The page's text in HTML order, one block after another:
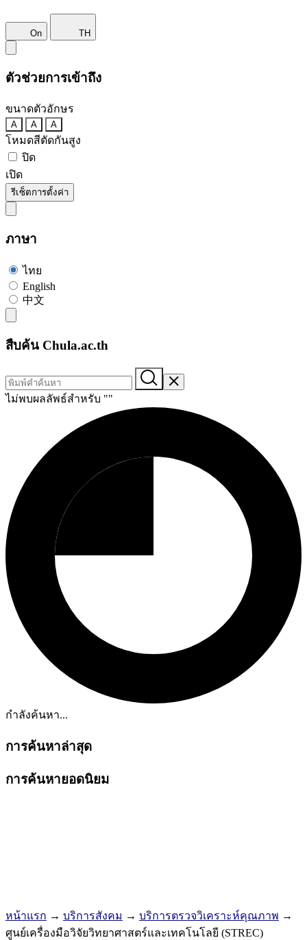
On TH
ตัวช่วยการเข้าถึง
ขนาดตัวอักษร
A A A
โหมดสีตัดกันสูง
ปิด
เปิด
รีเซ็ตการตั้งค่า
ภาษา
ไทย
English
中文
สืบค้น Chula.ac.th
ไม่พบผลลัพธ์สำหรับ ""
กำลังค้นหา...
การค้นหาล่าสุด
การค้นหายอดนิยม
หน้าแรก → บริการสังคม → บริการตรวจวิเคราะห์คุณภาพ →
ศูนย์เครื่องมือวิจัยวิทยาศาสตร์และเทคโนโลยี (STREC)